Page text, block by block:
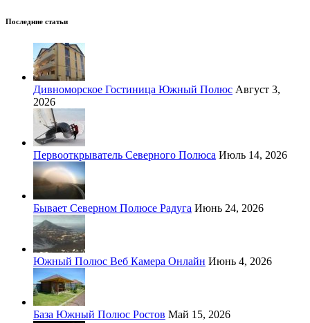
Последние статьи
Дивноморское Гостиница Южный Полюс Август 3,
2026
Первооткрыватель Северного Полюса Июль 14, 2026
Бывает Северном Полюсе Радуга Июнь 24, 2026
Южный Полюс Веб Камера Онлайн Июнь 4, 2026
База Южный Полюс Ростов Май 15, 2026